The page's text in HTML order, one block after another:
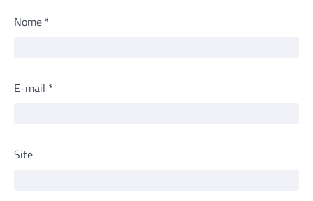
Nome *
E-mail *
Site